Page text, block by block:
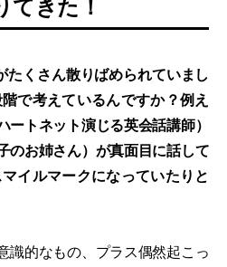
てきた！
たくさん散りばめられていまし
で考えているんですか？例え
ートネット演じる英会話講師）
のお姉さん）が真面目に話して
イルマークになっていたりと
識的なもの、プラス偶然起こっ